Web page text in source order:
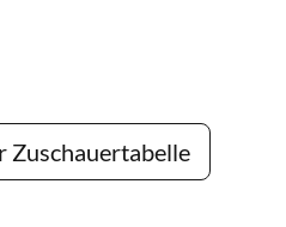
Zuschauertabelle